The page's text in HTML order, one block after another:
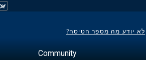
לא יודע מה מספר הטיסה?
Community